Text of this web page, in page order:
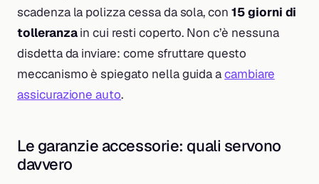
scadenza la polizza cessa da sola, con15 giorni di
tolleranzain cui resti coperto. Non c’è nessuna
disdetta da inviare: come sfruttare questo
meccanismo è spiegato nella guida acambiare
assicurazione auto.
Le garanzie accessorie: quali servono
davvero